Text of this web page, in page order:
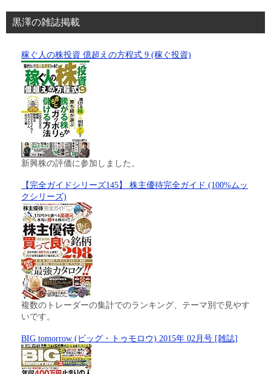
黒澤の雑誌掲載
稼ぐ人の株投資 億超えの方程式 9 (稼ぐ投資)
新興株の評価に参加しました。
【完全ガイドシリーズ145】 株主優待完全ガイド (100%ムッ
クシリーズ)
複数のトレーダーの集計でのランキング、テーマ別で見やす
いです。
BIG tomorrow (ビッグ・トゥモロウ) 2015年 02月号 [雑誌]